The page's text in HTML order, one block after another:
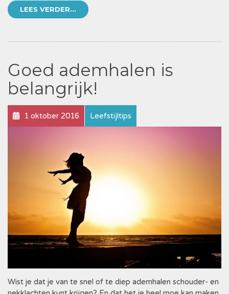
LEES VERDER...
Goed ademhalen is
belangrijk!
1 oktober 2016 Leefstijltips
Wist je dat je van te snel of te diep ademhalen schouder- en